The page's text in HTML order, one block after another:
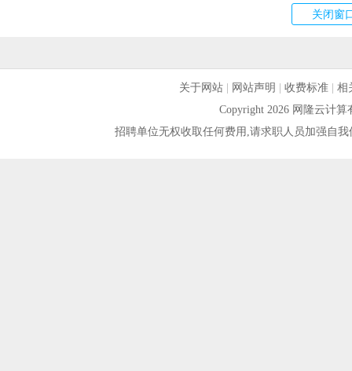
关于网站| 网站声明 收费标准| 相
Copyright 2026 网隆云计
招聘单位无权收取任何费用,请求职人员加强自